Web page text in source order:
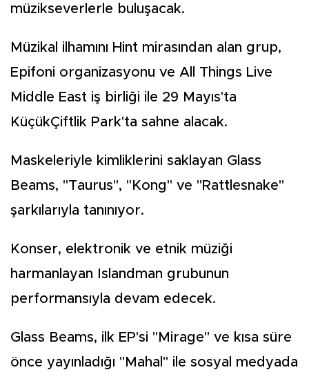
müzikseverlerle buluşacak.
Müzikal ilhamını Hint mirasından alan grup,
Epifoni organizasyonu ve All Things Live
Middle East iş birliği ile 29 Mayıs'ta
KüçükÇiftlik Park'ta sahne alacak.
Maskeleriyle kimliklerini saklayan Glass
Beams, "Taurus", "Kong" ve "Rattlesnake"
şarkılarıyla tanınıyor.
Konser, elektronik ve etnik müziği
harmanlayan Islandman grubunun
performansıyla devam edecek.
Glass Beams, ilk EP'si "Mirage" ve kısa süre
önce yayınladığı "Mahal" ile sosyal medyada